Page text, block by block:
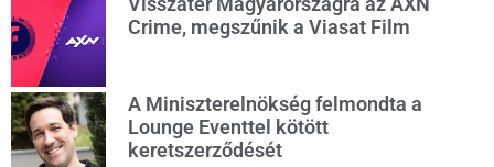
Crime, megszűnik a Viasat Film
A Miniszterelnökség felmondta a
Lounge Eventtel kötött
keretszerződését